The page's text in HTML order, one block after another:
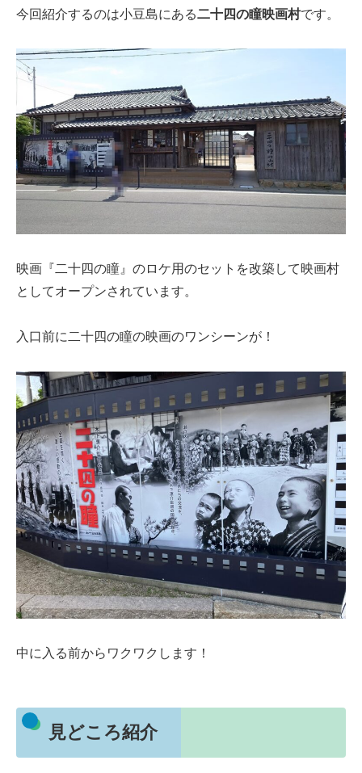
今回紹介するのは小豆島にある二十四の瞳映画村です。
映画『二十四の瞳』のロケ用のセットを改築して映画村
としてオープンされています。
入口前に二十四の瞳の映画のワンシーンが！
中に入る前からワクワクします！
見どころ紹介